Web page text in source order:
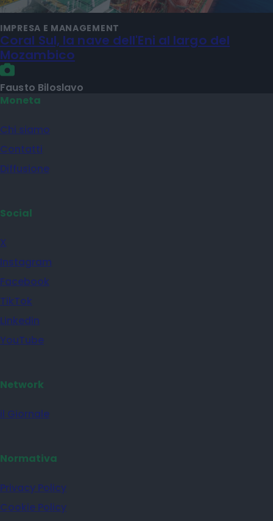
IMPRESA E MANAGEMENT
Coral Sul, la nave dell'Eni al largo del
Mozambico
Fausto Biloslavo
Moneta
Chi siamo
Contatti
Diffusione
Social
X
Instagram
Facebook
TikTok
Linkedin
YouTube
Network
il Giornale
Normativa
Privacy Policy
Cookie Policy